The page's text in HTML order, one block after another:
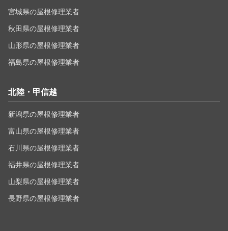
宮城県の屋根修理業者
秋田県の屋根修理業者
山形県の屋根修理業者
福島県の屋根修理業者
北陸・甲信越
新潟県の屋根修理業者
富山県の屋根修理業者
石川県の屋根修理業者
福井県の屋根修理業者
山梨県の屋根修理業者
長野県の屋根修理業者